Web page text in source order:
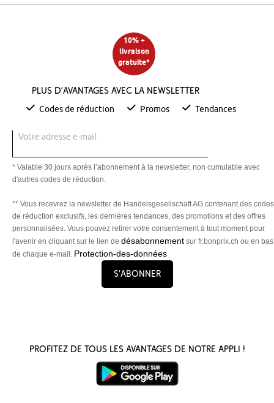
10% +
livraison
gratuite*
Plus d’avantages avec la newsletter
Codes de réduction Promos Tendances
Votre adresse e-mail
* Valable 30 jours après l’abonnement à la newsletter, non cumulable avec
d'autres codes de réduction.
** Vous recevrez la newsletter de Handelsgesellschaft AG contenant des codes
de réduction exclusifs, les dernières tendances, des promotions et des offres
personnalisées. Vous pouvez retirer votre consentement à tout moment pour
l'avenir en cliquant sur le lien de désabonnement sur fr.bonprix.ch ou en bas
de chaque e-mail. Protection-des-données
S’abonner
Profitez de tous les avantages de notre appli !